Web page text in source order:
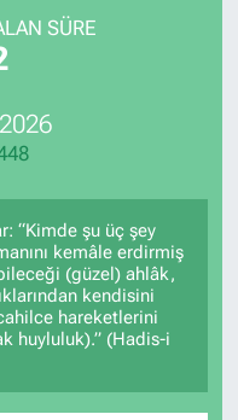
SÜRE
“Kimde şu üç şey
kemâle erdirmiş
(güzel) ahlâk,
kendisini
hareketlerini
huyluluk).” (Hadis-i
Fikstür